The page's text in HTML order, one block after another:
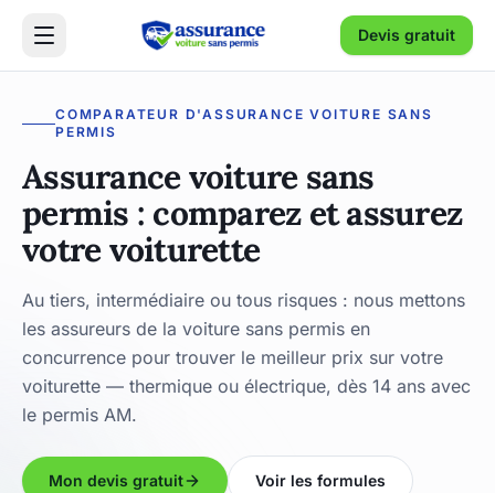
Devis gratuit
COMPARATEUR D'ASSURANCE VOITURE SANS
PERMIS
Assurance voiture sans
permis : comparez et assurez
votre voiturette
Au tiers, intermédiaire ou tous risques : nous mettons
les assureurs de la voiture sans permis en
concurrence pour trouver le meilleur prix sur votre
voiturette — thermique ou électrique, dès 14 ans avec
le permis AM.
Mon devis gratuit Voir les formules